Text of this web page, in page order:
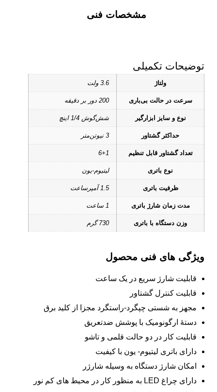
مشخصات فنی
توضیحات تکمیلی
ولتاژ 3.6 ولت
سرعت در حالت بی‌باری 200 دور بر دقیقه
نوع و سایز ابزارگیر شش‌‌گوش 1/4 اینچ
حداکثر گشتاور 3 نیوتن‌متر
تعداد گشتاور قابل تنظیم 6+1
نوع باتری لیتیوم-یون
ظرفیت باتری 1.5 آمپرساعت
مدت‌ زمان شارژ باتری 1 ساعت
وزن دستگاه با باتری 730 گرم
ویژگی های فنی محصول
قابلیت شارژ سریع در یک ساعت
قابلیت کنترل گشتاور
مجهز به شستی چپگرد-راستگرد مجزا از کلید برق
دستۀ ارگونومیک با پوشش ضدتعریق
قابلیت کار در دو حالت قلمی و تاشو
دارای باتری لیتیوم- یون با کیفیت
امکان شارژ دستگاه به وسیله شارژر
دارای چراغ LED به منظور کار در محیط های کم نور